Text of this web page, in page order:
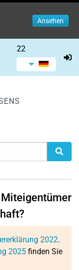
Ansehen
22
2022.
2025 finden Sie